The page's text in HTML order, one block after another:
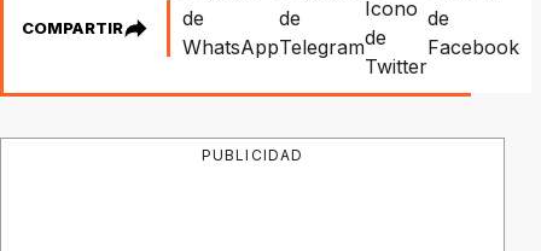
COMPARTIR
PUBLICIDAD